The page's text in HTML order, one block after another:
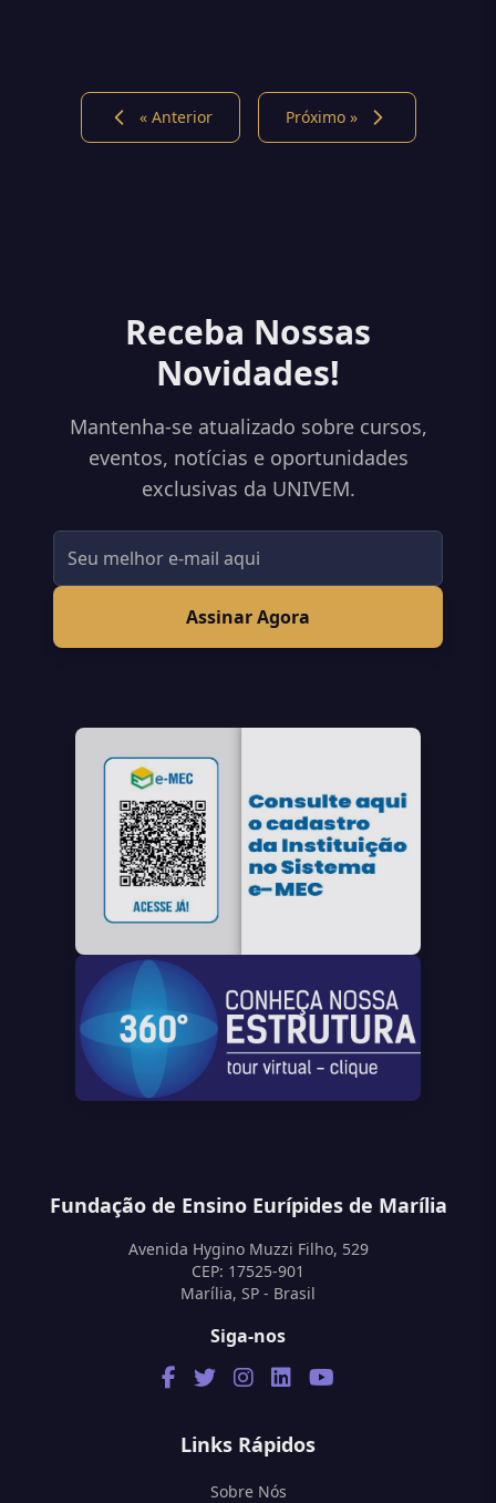
« Anterior Próximo »
Receba Nossas
Novidades!
Mantenha-se atualizado sobre cursos,
eventos, notícias e oportunidades
exclusivas da UNIVEM.
Assinar Agora
Fundação de Ensino Eurípides de Marília
Avenida Hygino Muzzi Filho, 529
CEP: 17525-901
Marília, SP - Brasil
Siga-nos
Links Rápidos
Sobre Nós